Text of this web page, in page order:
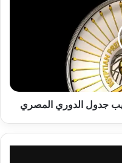
جدول الدوري المصري